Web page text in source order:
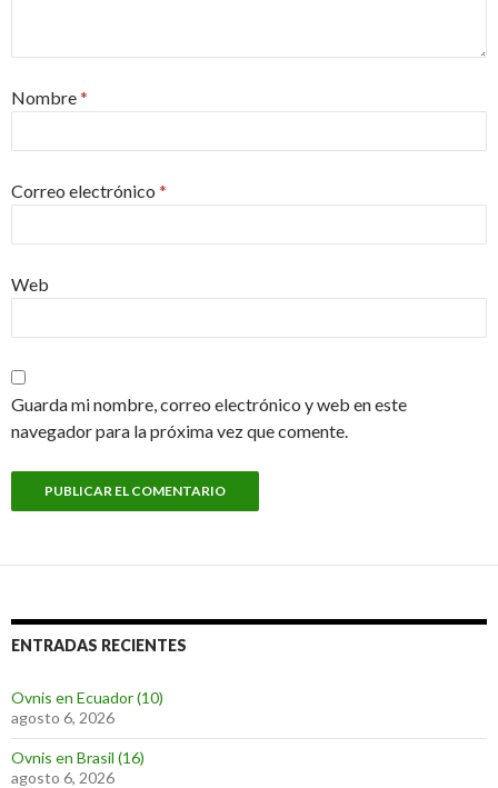
Nombre*
Correo electrónico *
Web
Guarda mi nombre, correo electrónico y web en este
navegador para la próxima vez que comente.
ENTRADAS RECIENTES
Ovnis en Ecuador (10)
agosto 6, 2026
Ovnis en Brasil (16)
agosto 6, 2026